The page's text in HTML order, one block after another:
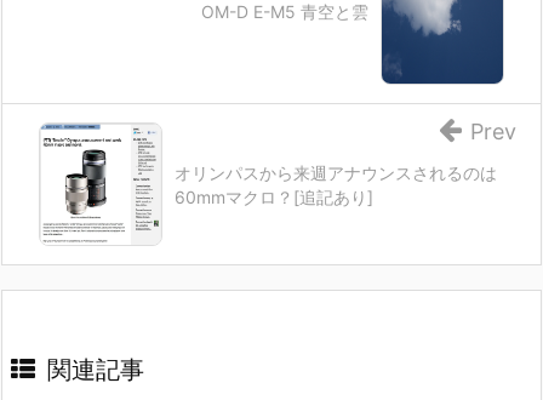
OM-D E-M5 青空と雲
オリンパスから来週アナウンスされるのは
60mmマクロ？[追記あり]
Prev
関連記事